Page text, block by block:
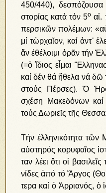
450/440),
στο­ρί­ας κα­τά τόν 5ο αἰ.
περ­σι­κῶν πο­λέ­μων:
μί τὠρ­χαῖ­ον, καί ἀντ᾿
ἄν ἐ­θέ­λοι­μι ὁ­ρᾶν τήν
(=ὁ ἴ­διος εἶ­μαι
καί δέν θά ἤ­θε­λα νά
στούς Πέρ­σες). Ὁ
σχέση Μακεδόνων
τούς Δωριεῖς τῆς
Τήν ἑλλη­νι­κό­τη­τα τῶν
αὐ­στη­ρός κο­ρυ­φαῖ­ος
ταν λέ­ει ὅ­τι οἱ
νί­δες ἀ­πό τό Ἄρ­γος
τε­ρα καί ὁ Ἀρ­ρια­νός, ὁ